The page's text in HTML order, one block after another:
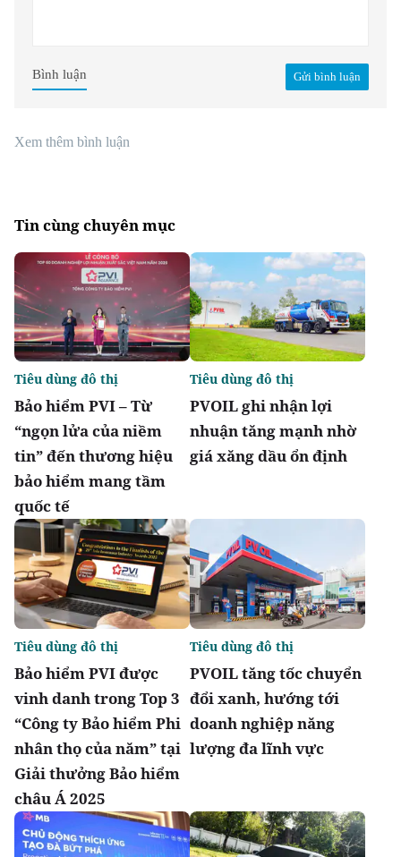
Gửi bình luận
Bình luận
Xem thêm bình luận
Tin cùng chuyên mục
Bảo hiểm PVI – Từ
“ngọn lửa của niềm
tin” đến thương hiệu
bảo hiểm mang tầm
quốc tế
Tiêu dùng đô thị
PVOIL ghi nhận lợi
nhuận tăng mạnh nhờ
giá xăng dầu ổn định
Tiêu dùng đô thị
Bảo hiểm PVI được
vinh danh trong Top 3
“Công ty Bảo hiểm Phi
nhân thọ của năm” tại
Giải thưởng Bảo hiểm
châu Á 2025
Tiêu dùng đô thị
PVOIL tăng tốc chuyển
đổi xanh, hướng tới
doanh nghiệp năng
lượng đa lĩnh vực
Tiêu dùng đô thị